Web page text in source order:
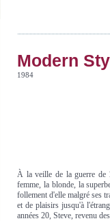
Modern
1984
À la veille de la guerre de
femme, la blonde, la
follement d'elle malgré ses
et de plaisirs jusqu'à
années 20, Steve, revenu